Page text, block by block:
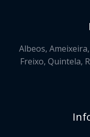
Albeos,
Freixo, Quintela,